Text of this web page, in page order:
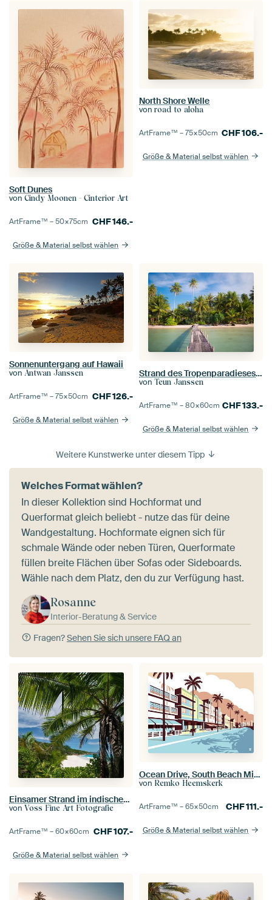
Soft Dunes
von Cindy Moonen - Cinterior Art
ArtFrame™ –50×75cm CHF146.-
Größe & Material selbst wählen
North Shore Welle
von road to aloha
ArtFrame™ –75×50cm CHF106.-
Größe & Material selbst wählen
Sonnenuntergang auf Hawaii
von Antwan Janssen
ArtFrame™ –75×50cm CHF126.-
Größe & Material selbst wählen
Strand des Tropenparadieses Koh Kood
von Teun Janssen
ArtFrame™ –80×60cm CHF133.-
Größe & Material selbst wählen
Weitere Kunstwerke unter diesem Tipp
Welches Format wählen?
In dieser Kollektion sind Hochformat und
Querformat gleich beliebt - nutze das für deine
Wandgestaltung. Hochformate eignen sich für
schmale Wände oder neben Türen, Querformate
füllen breite Flächen über Sofas oder Sideboards.
Wähle nach dem Platz, den du zur Verfügung hast.
Rosanne
Interior-Beratung & Service
Fragen?Sehen Sie sich unsere FAQ an
Einsamer Strand im indischen Ozean
von Voss Fine Art Fotografie
ArtFrame™ –60×60cm CHF107.-
Größe & Material selbst wählen
Ocean Drive, South Beach Miami
von Remko Heemskerk
ArtFrame™ –65×50cm CHF111.-
Größe & Material selbst wählen